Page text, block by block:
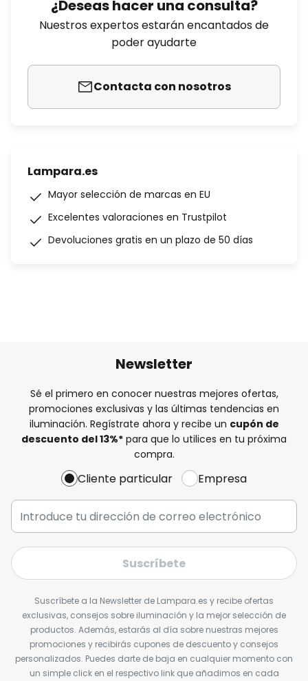
¿Deseas hacer una consulta?
Nuestros expertos estarán encantados de
poder ayudarte
Contacta con nosotros
Lampara.es
Mayor selección de marcas en EU
Excelentes valoraciones en Trustpilot
Devoluciones gratis en un plazo de 50 días
Newsletter
Sé el primero en conocer nuestras mejores ofertas,
promociones exclusivas y las últimas tendencias en
iluminación. Regístrate ahora y recibe un cupón de
descuento del13%* para que lo utilices en tu próxima
compra.
Cliente particular Empresa
Suscríbete
Suscríbete a la Newsletter de Lampara.es y recibe ofertas
exclusivas, consejos sobre iluminación y la mejor selección de
productos. Además, estarás al día sobre nuestras mejores
promociones y recibirás cupones de descuento y consejos
personalizados. Puedes darte de baja en cualquier momento con
un simple click en el respectivo link que añadimos en cada